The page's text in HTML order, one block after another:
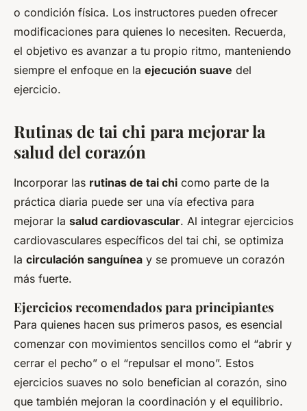
o condición física. Los instructores pueden ofrecer
modificaciones para quienes lo necesiten. Recuerda,
el objetivo es avanzar a tu propio ritmo, manteniendo
siempre el enfoque en la ejecución suave del
ejercicio.
Rutinas de tai chi para mejorar la
salud del corazón
Incorporar las rutinas de tai chi como parte de la
práctica diaria puede ser una vía efectiva para
mejorar la salud cardiovascular. Al integrar ejercicios
cardiovasculares específicos del tai chi, se optimiza
la circulación sanguínea y se promueve un corazón
más fuerte.
Ejercicios recomendados para principiantes
Para quienes hacen sus primeros pasos, es esencial
comenzar con movimientos sencillos como el “abrir y
cerrar el pecho” o el “repulsar el mono”. Estos
ejercicios suaves no solo benefician al corazón, sino
que también mejoran la coordinación y el equilibrio.